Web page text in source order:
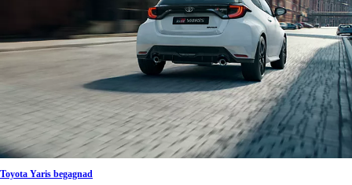
Toyota Yaris begagnad